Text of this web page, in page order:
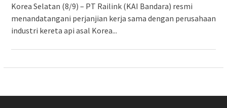
Korea Selatan (8/9) – PT Railink (KAI Bandara) resmi
menandatangani perjanjian kerja sama dengan perusahaan
industri kereta api asal Korea...